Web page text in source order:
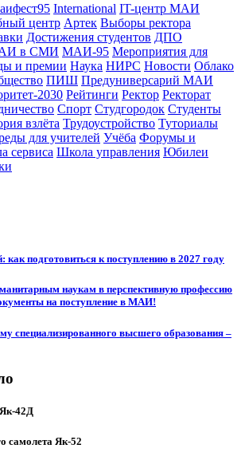
International IT-центр МАИ
центр Артек Выборы ректора
Достижения студентов ДПО
в СМИ МАИ-95 Мероприятия для
и премии Наука НИРС Новости Облако
ПИШ Предуниверсарий МАИ
2030 Рейтинги Ректор Ректорат
Спорт Студгородок Студенты
взлёта Трудоустройство Туториалы
для учителей Учёба Форумы и
сервиса Школа управления Юбилеи
как подготовиться к поступлению в 2027 году
наукам в перспективную профессию
на поступление в МАИ!
специализированного высшего образования –
42Д
самолета Як-52